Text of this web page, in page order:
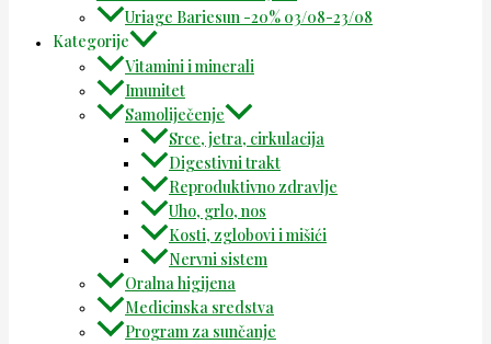
Uriage Bariesun -20% 03/08-23/08
Kategorije
Vitamini i minerali
Imunitet
Samoliječenje
Srce, jetra, cirkulacija
Digestivni trakt
Reproduktivno zdravlje
Uho, grlo, nos
Kosti, zglobovi i mišići
Nervni sistem
Oralna higijena
Medicinska sredstva
Program za sunčanje